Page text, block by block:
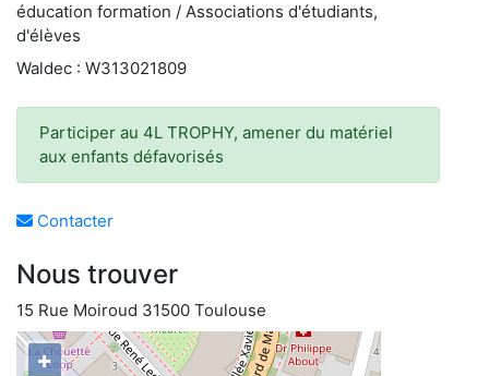
éducation formation / Associations d'étudiants,
d'élèves
Waldec : W313021809
Participer au 4L TROPHY, amener du matériel
aux enfants défavorisés
Contacter
Nous trouver
15 Rue Moiroud 31500 Toulouse
+